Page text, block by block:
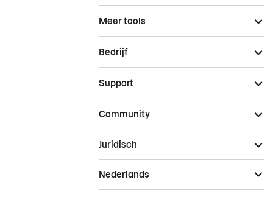
Meer tools
Bedrijf
Support
Community
Juridisch
Nederlands